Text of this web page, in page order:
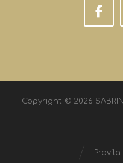
Copyright © 2026